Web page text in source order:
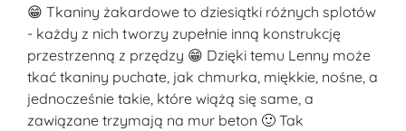
😁 Tkaniny żakardowe to dziesiątki różnych splotów
- każdy z nich tworzy zupełnie inną konstrukcję
przestrzenną z przędzy 😁 Dzięki temu Lenny może
tkać tkaniny puchate, jak chmurka, miękkie, nośne, a
jednocześnie takie, które wiążą się same, a
zawiązane trzymają na mur beton 🙂 Tak